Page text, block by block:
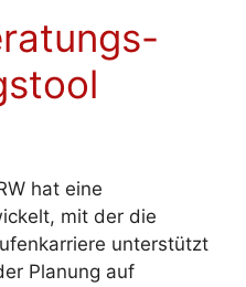
hat eine
mit der die
unterstützt
Planung auf